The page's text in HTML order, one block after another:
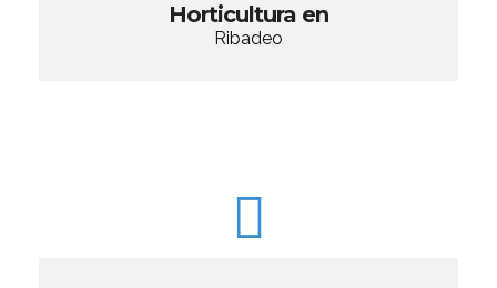
Horticultura en
Ribadeo